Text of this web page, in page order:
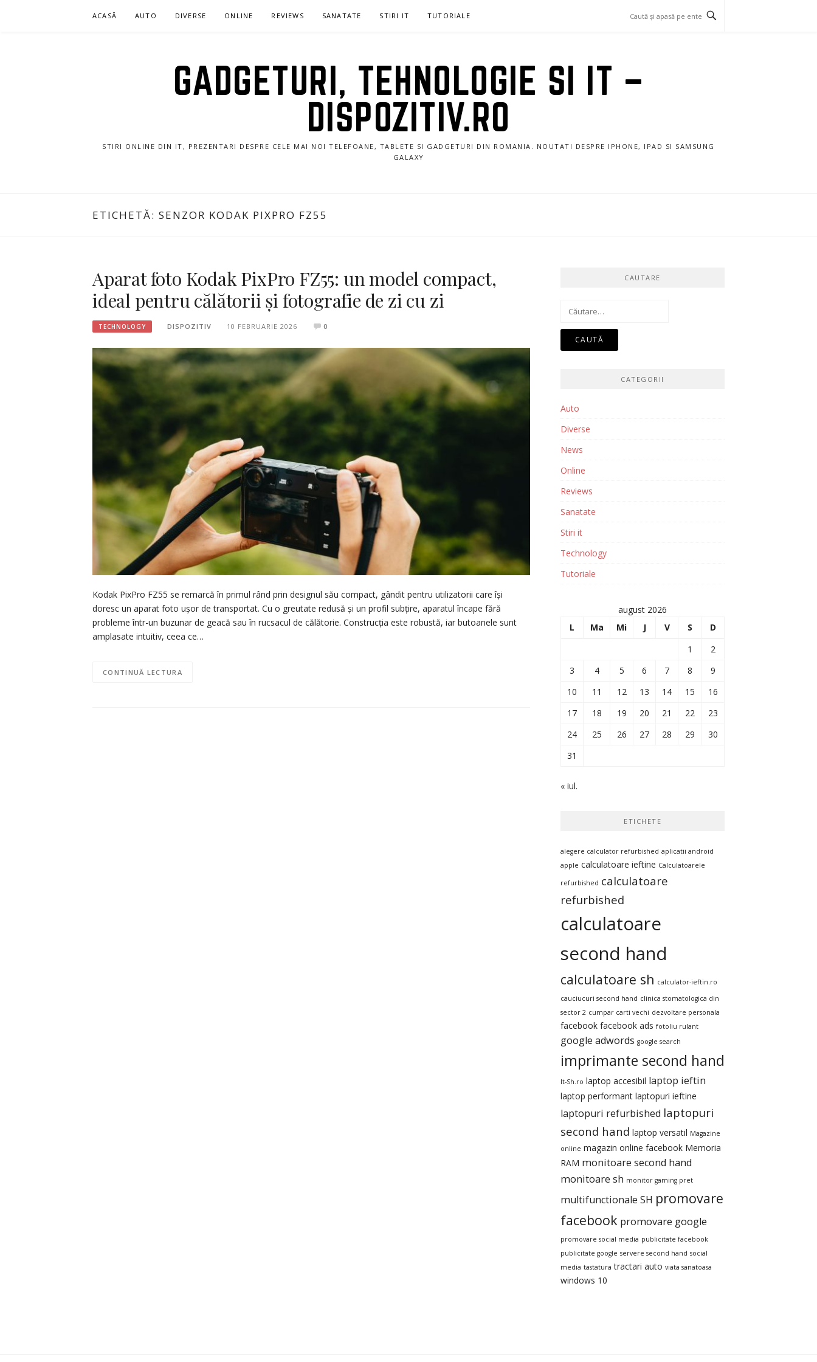
ACASĂ AUTO DIVERSE ONLINE REVIEWS SANATATE STIRI IT TUTORIALE
GADGETURI, TEHNOLOGIE SI IT –
DISPOZITIV.RO
STIRI ONLINE DIN IT, PREZENTARI DESPRE CELE MAI NOI TELEFOANE, TABLETE SI GADGETURI DIN ROMANIA. NOUTATI DESPRE IPHONE, IPAD SI SAMSUNG
GALAXY
ETICHETĂ: SENZOR KODAK PIXPRO FZ55
Aparat foto Kodak PixPro FZ55: un model compact,
ideal pentru călătorii și fotografie de zi cu zi
TECHNOLOGY DISPOZITIV 10 FEBRUARIE 2026 0
Kodak PixPro FZ55 se remarcă în primul rând prin designul său compact, gândit pentru utilizatorii care își
doresc un aparat foto ușor de transportat. Cu o greutate redusă și un profil subțire, aparatul încape fără
probleme într-un buzunar de geacă sau în rucsacul de călătorie. Construcția este robustă, iar butoanele sunt
amplasate intuitiv, ceea ce…
CONTINUĂ LECTURA
CAUTARE
Caută
CATEGORII
Auto
Diverse
News
Online
Reviews
Sanatate
Stiri it
Technology
Tutoriale
august 2026
L
Ma Mi J V S
D
1
2
3
4 5 6 7 8
9
10
11 12 13 14 15
16
17
18 19 20 21 22
23
24
25 26 27 28 29
30
31
« iul.
ETICHETE
alegere calculator refurbished aplicatii android
apple calculatoare ieftine Calculatoarele
refurbished calculatoare
refurbished
calculatoare
second hand
calculatoare sh calculator-ieftin.ro
cauciucuri second hand clinica stomatologica din
sector 2 cumpar carti vechi dezvoltare personala
facebook facebook ads fotoliu rulant
google adwords google search
imprimante second hand
It-Sh.ro laptop accesibil laptop ieftin
laptop performant laptopuri ieftine
laptopuri refurbished laptopuri
second hand laptop versatil Magazine
online magazin online facebook Memoria
RAM monitoare second hand
monitoare sh monitor gaming pret
multifunctionale SH promovare
facebook promovare google
promovare social media publicitate facebook
publicitate google servere second hand social
media tastatura tractari auto viata sanatoasa
windows 10